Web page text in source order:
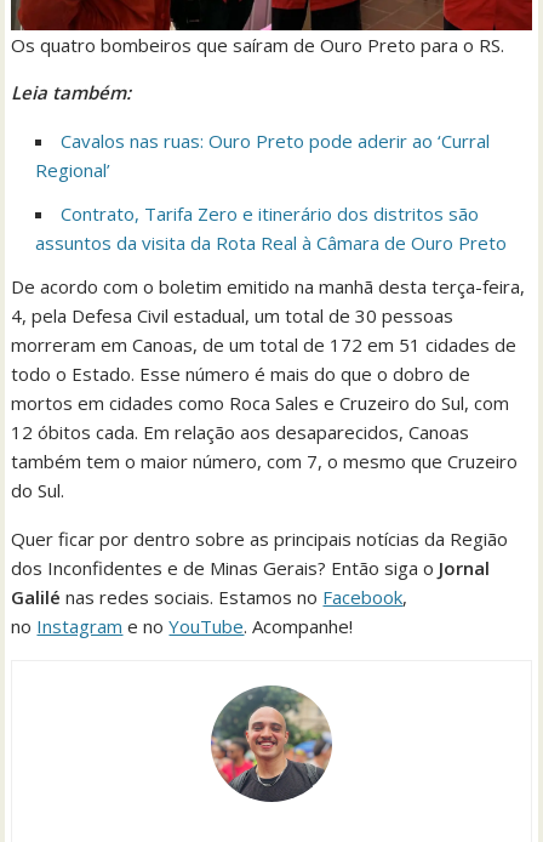
Os quatro bombeiros que saíram de Ouro Preto para o RS.
Leia também:
Cavalos nas ruas: Ouro Preto pode aderir ao ‘Curral
Regional’
Contrato, Tarifa Zero e itinerário dos distritos são
assuntos da visita da Rota Real à Câmara de Ouro Preto
De acordo com o boletim emitido na manhã desta terça-feira,
4, pela Defesa Civil estadual, um total de 30 pessoas
morreram em Canoas, de um total de 172 em 51 cidades de
todo o Estado. Esse número é mais do que o dobro de
mortos em cidades como Roca Sales e Cruzeiro do Sul, com
12 óbitos cada. Em relação aos desaparecidos, Canoas
também tem o maior número, com 7, o mesmo que Cruzeiro
do Sul.
Quer ficar por dentro sobre as principais notícias da Região
dos Inconfidentes e de Minas Gerais? Então siga o Jornal
Galilé nas redes sociais. Estamos no Facebook,
no Instagram e noYouTube. Acompanhe!